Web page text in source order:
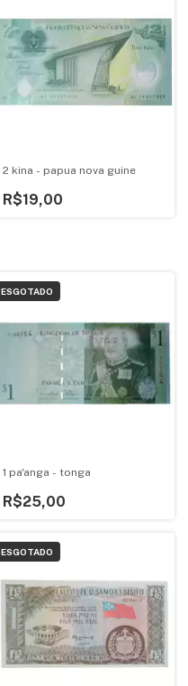
2 kina - papua nova guine
R$19,00
ESGOTADO
1 pa'anga - tonga
R$25,00
ESGOTADO